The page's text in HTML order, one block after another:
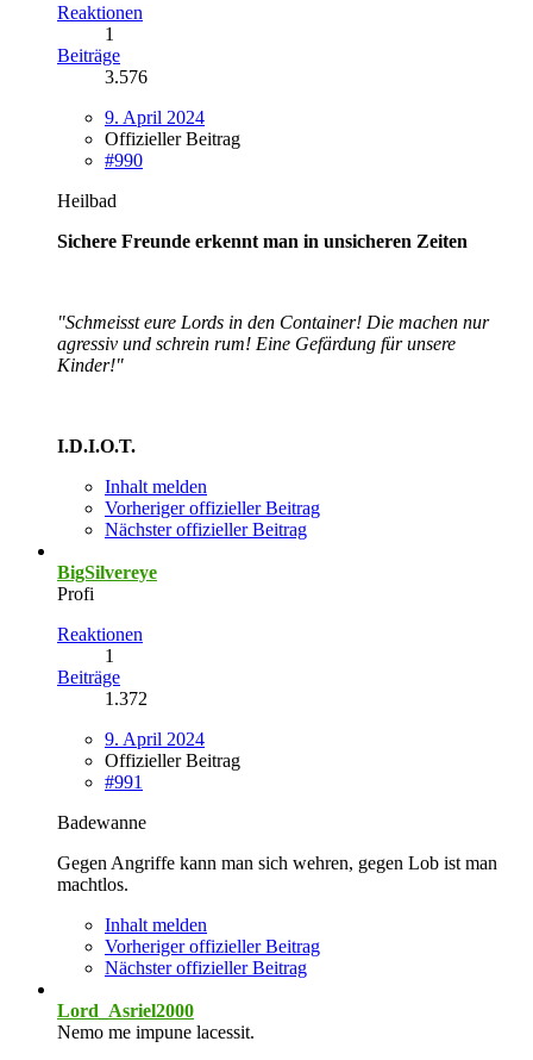
Reaktionen
1
Beiträge
3.576
9. April 2024
Offizieller Beitrag
#990
Heilbad
Sichere Freunde erkennt man in unsicheren Zeiten
"Schmeisst eure Lords in den Container! Die machen nur
agressiv und schrein rum! Eine Gefärdung für unsere
Kinder!"
I.D.I.O.T.
Inhalt melden
Vorheriger offizieller Beitrag
Nächster offizieller Beitrag
BigSilvereye
Profi
Reaktionen
1
Beiträge
1.372
9. April 2024
Offizieller Beitrag
#991
Badewanne
Gegen Angriffe kann man sich wehren, gegen Lob ist man
machtlos.
Inhalt melden
Vorheriger offizieller Beitrag
Nächster offizieller Beitrag
Lord_Asriel2000
Nemo me impune lacessit.